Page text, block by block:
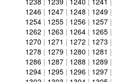
1246 | 1247 | 1248 | 1249 |
1254 | 1255 | 1256 | 1257 |
1262 | 1263 | 1264 | 1265 |
1270 | 1271 | 1272 | 1273 |
1278 | 1279 | 1280 | 1281 |
1286 | 1287 | 1288 | 1289 |
1294 | 1295 | 1296 | 1297 |